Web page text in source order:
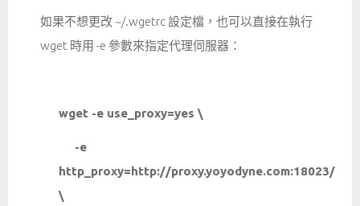
如果不想更改 ~/.wgetrc 設定檔，也可以直接在執行
wget 時用 -e 參數來指定代理伺服器：
wget -e use_proxy=yes \
-e
http_proxy=http://proxy.yoyodyne.com:18023/
\